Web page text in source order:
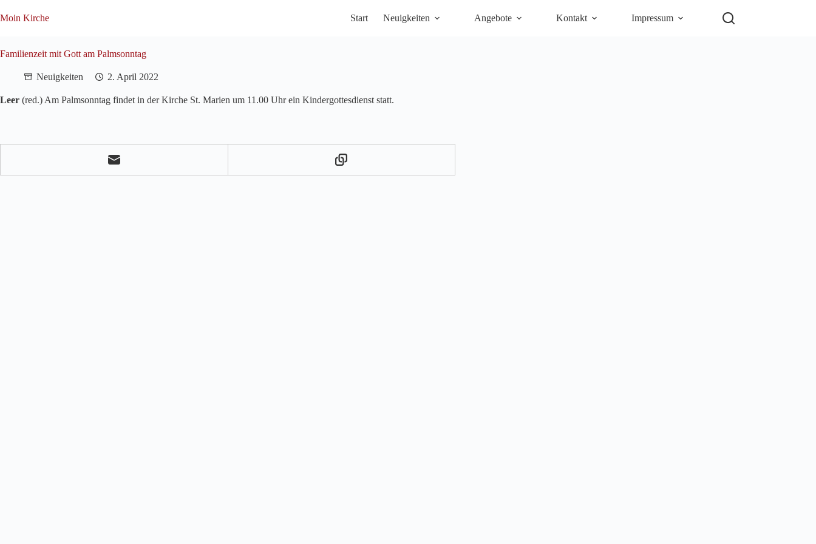
Inhalt
Moin Kirche Start Neuigkeiten Angebote Kontakt Impressum
Familienzeit mit Gott am Palmsonntag
Neuigkeiten 2. April 2022
Leer (red.) Am Palmsonntag findet in der Kirche St. Marien um 11.00 Uhr ein Kindergottesdienst statt.